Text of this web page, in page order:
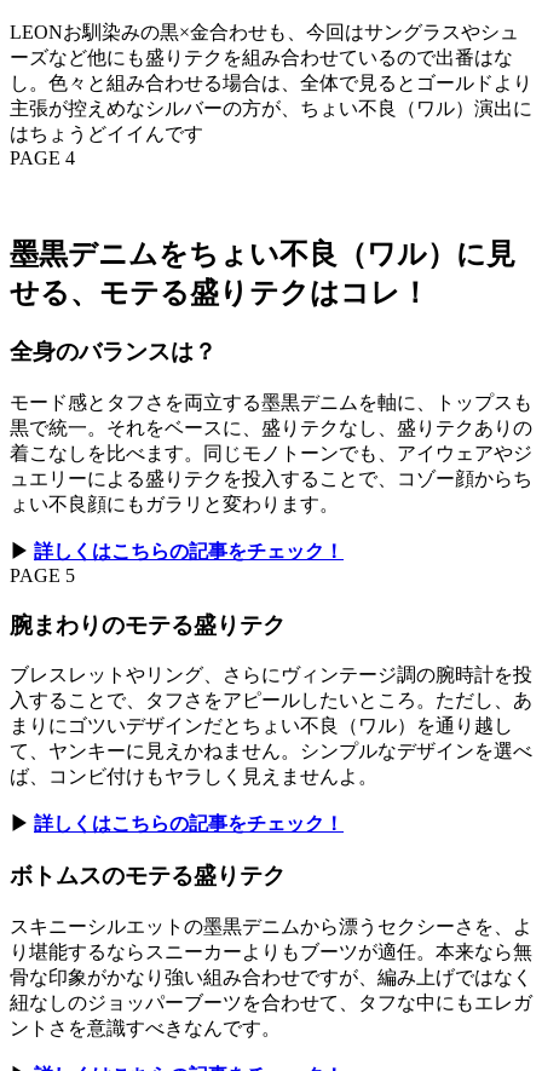
LEONお馴染みの黒×金合わせも、今回はサングラスやシュ
ーズなど他にも盛りテクを組み合わせているので出番はな
し。色々と組み合わせる場合は、全体で見るとゴールドより
主張が控えめなシルバーの方が、ちょい不良（ワル）演出に
はちょうどイイんです
PAGE 4
墨黒デニムをちょい不良（ワル）に見
せる、モテる盛りテクはコレ！
全身のバランスは？
モード感とタフさを両立する墨黒デニムを軸に、トップスも
黒で統一。それをベースに、盛りテクなし、盛りテクありの
着こなしを比べます。同じモノトーンでも、アイウェアやジ
ュエリーによる盛りテクを投入することで、コゾー顔からち
ょい不良顔にもガラリと変わります。
▶︎ 詳しくはこちらの記事をチェック！
PAGE 5
腕まわりのモテる盛りテク
ブレスレットやリング、さらにヴィンテージ調の腕時計を投
入することで、タフさをアピールしたいところ。ただし、あ
まりにゴツいデザインだとちょい不良（ワル）を通り越し
て、ヤンキーに見えかねません。シンプルなデザインを選べ
ば、コンビ付けもヤラしく見えませんよ。
▶︎ 詳しくはこちらの記事をチェック！
ボトムスのモテる盛りテク
スキニーシルエットの墨黒デニムから漂うセクシーさを、よ
り堪能するならスニーカーよりもブーツが適任。本来なら無
骨な印象がかなり強い組み合わせですが、編み上げではなく
紐なしのジョッパーブーツを合わせて、タフな中にもエレガ
ントさを意識すべきなんです。